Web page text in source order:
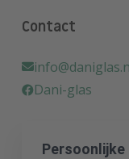
Contact
Dani-glas